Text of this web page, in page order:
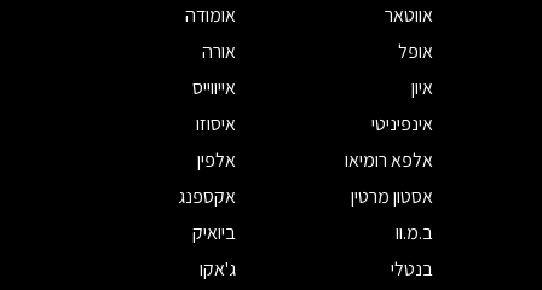
אווטאר
אומודה
אופל
אורה
איון
אייווייס
אינפיניטי
איסוזו
אלפא רומיאו
אלפין
אסטון מרטין
אקספנג
ב.מ.וו
ביואיק
בנטלי
ג'אקו